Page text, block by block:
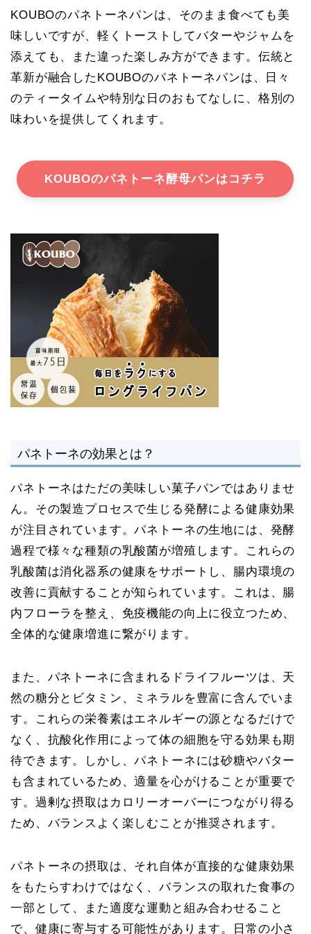
KOUBOのパネトーネパンは、そのまま食べても美
味しいですが、軽くトーストしてバターやジャムを
添えても、また違った楽しみ方ができます。伝統と
革新が融合したKOUBOのパネトーネパンは、日々
のティータイムや特別な日のおもてなしに、格別の
味わいを提供してくれます。
KOUBOのパネトーネ酵母パンはコチラ
パネトーネの効果とは？
パネトーネはただの美味しい菓子パンではありませ
ん。その製造プロセスで生じる発酵による健康効果
が注目されています。パネトーネの生地には、発酵
過程で様々な種類の乳酸菌が増殖します。これらの
乳酸菌は消化器系の健康をサポートし、腸内環境の
改善に貢献することが知られています。これは、腸
内フローラを整え、免疫機能の向上に役立つため、
全体的な健康増進に繋がります。
また、パネトーネに含まれるドライフルーツは、天
然の糖分とビタミン、ミネラルを豊富に含んでいま
す。これらの栄養素はエネルギーの源となるだけで
なく、抗酸化作用によって体の細胞を守る効果も期
待できます。しかし、パネトーネには砂糖やバター
も含まれているため、適量を心がけることが重要で
す。過剰な摂取はカロリーオーバーにつながり得る
ため、バランスよく楽しむことが推奨されます。
パネトーネの摂取は、それ自体が直接的な健康効果
をもたらすわけではなく、バランスの取れた食事の
一部として、また適度な運動と組み合わせること
で、健康に寄与する可能性があります。日常の小さ